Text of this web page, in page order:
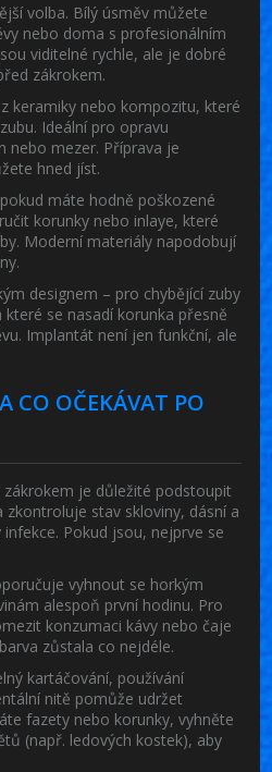
volba. Bílý úsměv můžete
nebo doma s profesionálním
viditelné rychle, ale je dobré
zákrokem.
keramiky nebo kompozitu, které
Ideální pro opravu
nebo mezer. Příprava je
hned jíst.
máte hodně poškozené
korunky nebo inlaye, které
Moderní materiály napodobují
designem – pro chybějící zuby
se nasadí korunka přesně
Implantát není jen funkční, ale
CO OČEKÁVAT PO
je důležité podstoupit
zkontroluje stav skloviny, dásní a
Pokud jsou, nejprve se
vyhnout se horkým
alespoň první hodinu. Pro
konzumaci kávy nebo čaje
zůstala co nejdéle.
kartáčování, používání
nitě pomůže udržet
fazety nebo korunky, vyhněte
(např. ledových kostek), aby